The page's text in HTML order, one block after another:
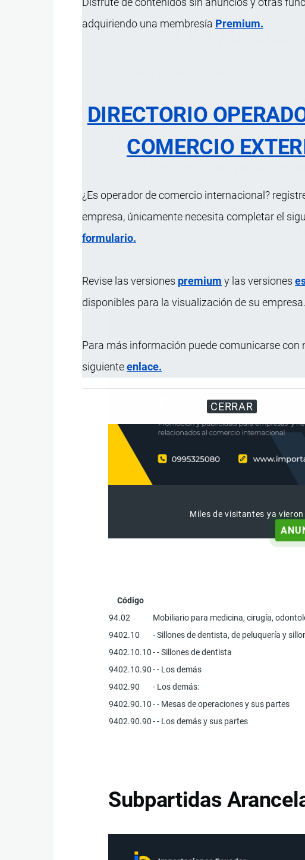
adquiriendo una membresía Premium.
DIRECTORIO
COMERCIO
¿Es operador de comercio internacional?
empresa, únicamente necesita completar el
formulario.
Revise las versiones premium y las versiones
disponibles para la visualización de su empresa.
Para más información puede comunicarse con
siguienteenlace.
CERRAR
94.02
odontología o
operaciones o de
mecanismo para
sillones de
dispositivos de
ÍNDICE DE
Miles de visitantes ya
Código
94.02
Mobiliario para medicina, cirugía,
9402.10
- Sillones de dentista, de peluquería y
9402.10.10- - Sillones de dentista
9402.10.90- - Los demás
9402.90
- Los demás:
9402.90.10- - Mesas de operaciones y sus partes
9402.90.90- - Los demás y sus partes
Subpartidas